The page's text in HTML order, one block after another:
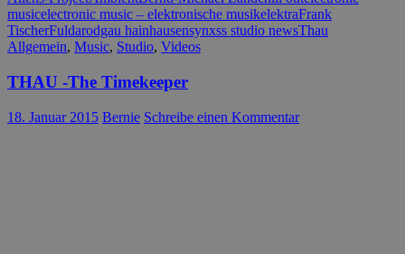
musicelectronic music – elektronische musikelektraFrank
TischerFuldarodgau hainhausensynxss studio newsThau
Allgemein, Music, Studio, Videos
THAU -The Timekeeper
18. Januar 2015 Bernie Schreibe einen Kommentar